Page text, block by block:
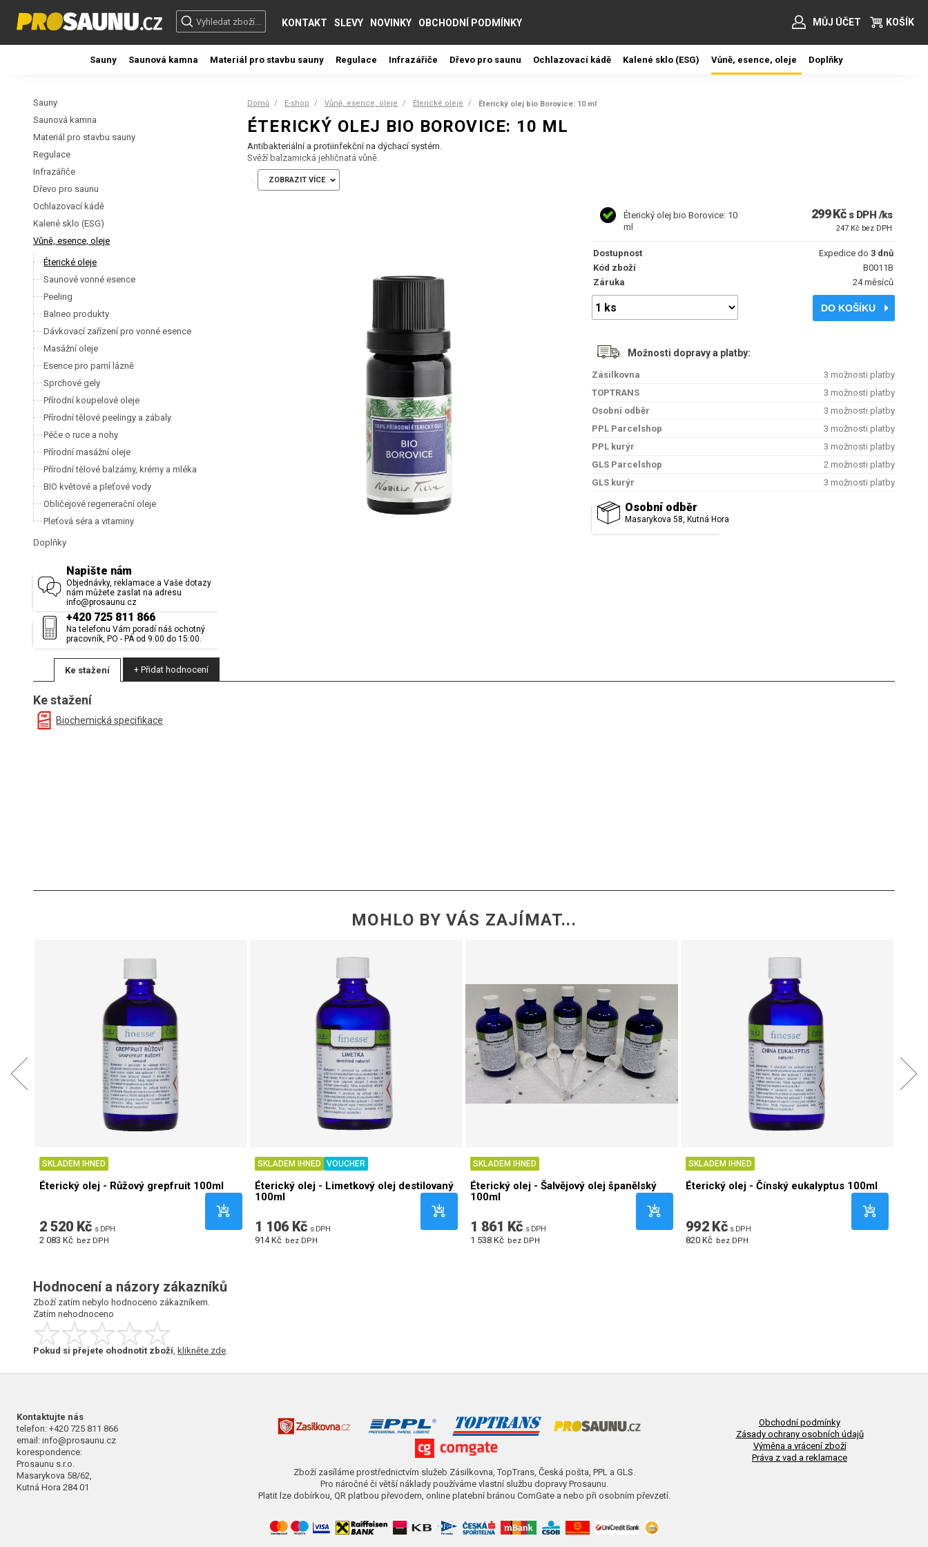
KONTAKT SLEVY NOVINKY OBCHODNÍ PODMÍNKY MŮJ ÚČET KOŠÍK
Sauny Saunová kamna Materiál pro stavbu sauny Regulace Infrazářiče Dřevo pro saunu Ochlazovací kádě Kalené sklo (ESG) Vůně, esence, oleje Doplňky
Sauny
Saunová kamna
Materiál pro stavbu sauny
Regulace
Infrazářiče
Dřevo pro saunu
Ochlazovací kádě
Kalené sklo (ESG)
Vůně, esence, oleje
Éterické oleje
Saunové vonné esence
Peeling
Balneo produkty
Dávkovací zařízení pro vonné esence
Masážní oleje
Esence pro parní lázně
Sprchové gely
Přírodní koupelové oleje
Přírodní tělové peelingy a zábaly
Péče o ruce a nohy
Přírodní masážní oleje
Přírodní tělové balzámy, krémy a mléka
BIO květové a pleťové vody
Obličejové regenerační oleje
Pleťová séra a vitaminy
Doplňky
Napište nám
Objednávky, reklamace a Vaše dotazy
nám můžete zaslat na adresu
info@prosaunu.cz
+420 725 811 866
Na telefonu Vám poradí náš ochotný
pracovník, PO - PÁ od 9:00 do 15:00.
Domů E-shop Vůně, esence, oleje Éterické oleje Éterický olej bio Borovice: 10 ml
ÉTERICKÝ OLEJ BIO BOROVICE: 10 ML
Antibakteriální a protiinfekční na dýchací systém.
Svěží balzamická jehličnatá vůně.
Jak se používá:
Má antibakteriální a protiinfekční účinky, působí na širokou škálu dýchacích potíží od běžného nachlazení až po astma, výborně uvolňuje zahleněné dutiny, pomáhá
ZOBRAZIT VÍCE
Éterický olej bio Borovice: 10
ml
299 Kč s DPH /ks
247 Kč bez DPH
Dostupnost Expedice do 3 dnů
Kód zboží
B0011B
Záruka
24 měsíců
DO KOŠÍKU
Možnosti dopravy a platby:
Zásilkovna
3 možnosti platby
TOPTRANS
3 možnosti platby
Osobní odběr
3 možnosti platby
PPL Parcelshop
3 možnosti platby
PPL kurýr
3 možnosti platby
GLS Parcelshop
2 možnosti platby
GLS kurýr
3 možnosti platby
Osobní odběr
Masarykova 58, Kutná Hora
Ke stažení + Přidat hodnocení
Ke stažení
Biochemická specifikace
MOHLO BY VÁS ZAJÍMAT...
SKLADEM IHNED
Éterický olej - Růžový grepfruit 100ml
2 520 Kč s DPH
2 083 Kč bez DPH
SKLADEM IHNED VOUCHER
Éterický olej - Limetkový olej destilovaný
100ml
1 106 Kč s DPH
914 Kč bez DPH
SKLADEM IHNED
Éterický olej - Šalvějový olej španělský
100ml
1 861 Kč s DPH
1 538 Kč bez DPH
SKLADEM IHNED
Éterický olej - Čínský eukalyptus 100ml
992 Kč s DPH
820 Kč bez DPH
Hodnocení a názory zákazníků
Zboží zatím nebylo hodnoceno zákazníkem.
Zatím nehodnoceno
Pokud si přejete ohodnotit zboží, klikněte zde.
Kontaktujte nás
telefon: +420 725 811 866
email: info@prosaunu.cz
korespondence:
Prosaunu s.r.o.
Masarykova 58/62,
Kutná Hora 284 01
Zboží zasíláme prostřednictvím služeb Zásilkovna, TopTrans, Česká pošta, PPL a GLS.
Pro náročné či větší náklady používáme vlastní službu dopravy Prosaunu.
Platit lze dobírkou, QR platbou převodem, online platební bránou ComGate a nebo při osobním převzetí.
Obchodní podmínky
Zásady ochrany osobních údajů
Výměna a vrácení zboží
Práva z vad a reklamace